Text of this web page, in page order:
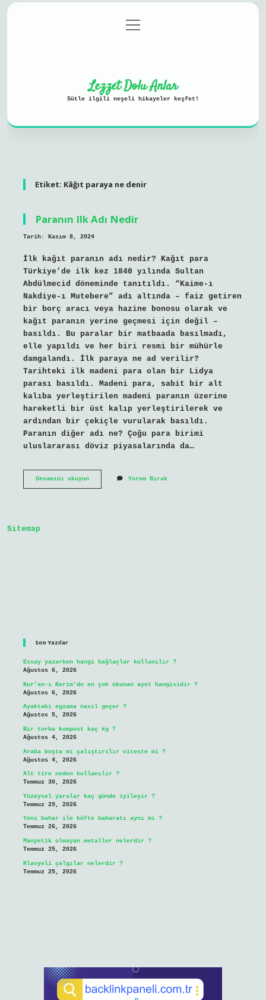
Gizlilik Politikası
menüyü
aç
Lezzet Dolu Anlar
Sütle ilgili neşeli hikayeler keşfet!
Etiket: Kâğıt paraya ne denir
Paranın Ilk Adı Nedir
Tarih: Kasım 8, 2024
İlk kağıt paranın adı nedir? Kağıt para
Türkiye’de ilk kez 1840 yılında Sultan
Abdülmecid döneminde tanıtıldı. “Kaime-ı
Nakdiye-ı Mutebere” adı altında – faiz getiren
bir borç aracı veya hazine bonosu olarak ve
kağıt paranın yerine geçmesi için değil –
basıldı. Bu paralar bir matbaada basılmadı,
elle yapıldı ve her biri resmi bir mühürle
damgalandı. İlk paraya ne ad verilir?
Tarihteki ilk madeni para olan bir Lidya
parası basıldı. Madeni para, sabit bir alt
kalıba yerleştirilen madeni paranın üzerine
hareketli bir üst kalıp yerleştirilerek ve
ardından bir çekiçle vurularak basıldı.
Paranın diğer adı ne? Çoğu para birimi
uluslararası döviz piyasalarında da…
Devamını okuyunParanın
Yorum Bırak
Sitemap
Son Yazılar
Essay yazarken hangi bağlaçlar kullanılır ?
Ağustos 6, 2026
Kur’an-ı Kerim’de en çok okunan ayet hangisidir ?
Ağustos 6, 2026
Ayaktaki egzama nasıl geçer ?
Ağustos 5, 2026
Bir torba kompost kaç kg ?
Ağustos 4, 2026
Araba boşta mı çalıştırılır viteste mi ?
Ağustos 4, 2026
Alt tire neden kullanılır ?
Temmuz 30, 2026
Yüzeysel yaralar kaç günde iyileşir ?
Temmuz 29, 2026
Yeni bahar ile köfte baharatı aynı mı ?
Temmuz 26, 2026
Manyetik olmayan metaller nelerdir ?
Temmuz 25, 2026
Klavyeli çalgılar nelerdir ?
Temmuz 25, 2026